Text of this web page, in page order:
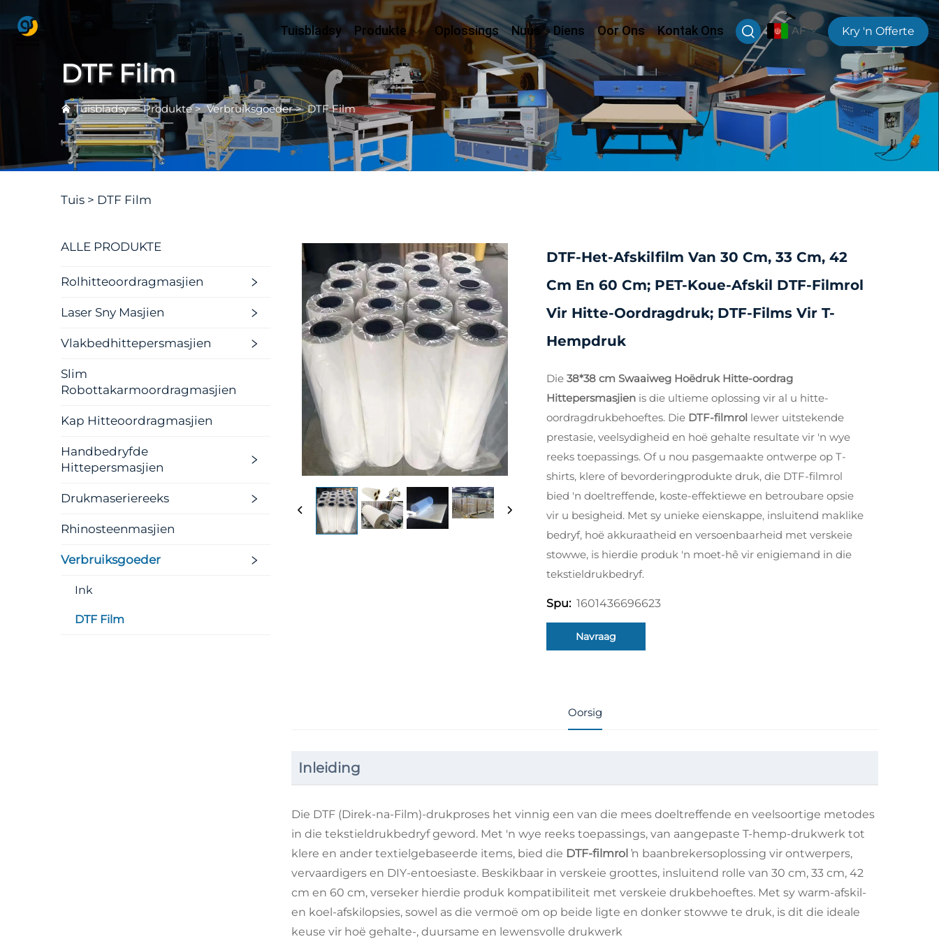
Tuisbladsy Produkte Oplossings Nuus Diens Oor Ons Kontak Ons AF Kry 'n Offerte
DTF Film
Tuisbladsy>Produkte>Verbruiksgoeder>DTF Film
Tuis > DTF Film
ALLE PRODUKTE
Rolhitteoordragmasjien
Laser Sny Masjien
Vlakbedhittepersmasjien
Slim
Robottakarmoordragmasjien
Kap Hitteoordragmasjien
Handbedryfde
Hittepersmasjien
Drukmaseriereeks
Rhinosteenmasjien
Verbruiksgoeder
Ink
DTF Film
DTF-Het-Afskilfilm Van 30 Cm, 33 Cm, 42
Cm En 60 Cm; PET-Koue-Afskil DTF-Filmrol
Vir Hitte-Oordragdruk; DTF-Films Vir T-
Hempdruk
Die 38*38 cm Swaaiweg Hoëdruk Hitte-oordrag
Hittepersmasjien is die ultieme oplossing vir al u hitte-
oordragdrukbehoeftes. Die DTF-filmrol lewer uitstekende
prestasie, veelsydigheid en hoë gehalte resultate vir 'n wye
reeks toepassings. Of u nou pasgemaakte ontwerpe op T-
shirts, klere of bevorderingprodukte druk, die DTF-filmrol
bied 'n doeltreffende, koste-effektiewe en betroubare opsie
vir u besigheid. Met sy unieke eienskappe, insluitend maklike
bedryf, hoë akkuraatheid en versoenbaarheid met verskeie
stowwe, is hierdie produk 'n moet-hê vir enigiemand in die
tekstieldrukbedryf.
Spu: 1601436696623
Navraag
Oorsig
Inleiding
Die DTF (Direk-na-Film)-drukproses het vinnig een van die mees doeltreffende en veelsoortige metodes
in die tekstieldrukbedryf geword. Met 'n wye reeks toepassings, van aangepaste T-hemp-drukwerk tot
klere en ander textielgebaseerde items, bied die DTF-filmrol ŉ baanbrekersoplossing vir ontwerpers,
vervaardigers en DIY-entoesiaste. Beskikbaar in verskeie groottes, insluitend rolle van 30 cm, 33 cm, 42
cm en 60 cm, verseker hierdie produk kompatibiliteit met verskeie drukbehoeftes. Met sy warm-afskil-
en koel-afskilopsies, sowel as die vermoë om op beide ligte en donker stowwe te druk, is dit die ideale
keuse vir hoë gehalte-, duursame en lewensvolle drukwerk